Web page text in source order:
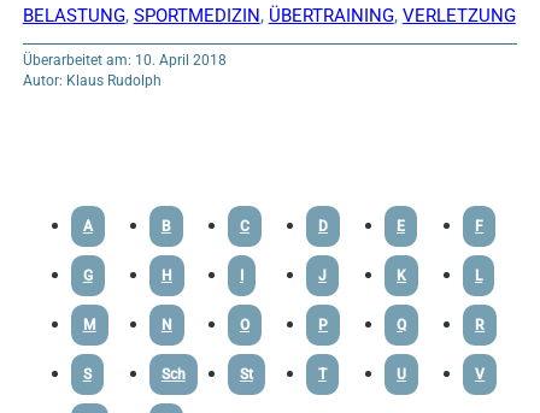
BELASTUNG, SPORTMEDIZIN, ÜBERTRAINING, VERLETZUNG
Überarbeitet am: 10. April 2018
Autor: Klaus Rudolph
A B C D E F
G H I J K L
M N O P Q R
S Sch St T U V